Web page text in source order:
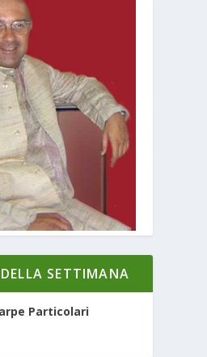
SETTIMANA
Particolari